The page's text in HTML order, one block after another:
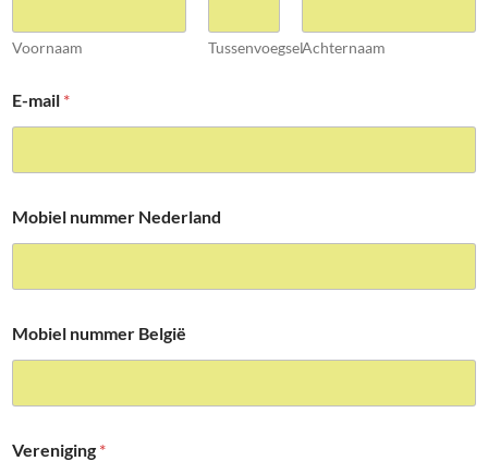
Voornaam TussenvoegselAchternaam
E-mail *
Mobiel nummer Nederland
Mobiel nummer België
Vereniging *